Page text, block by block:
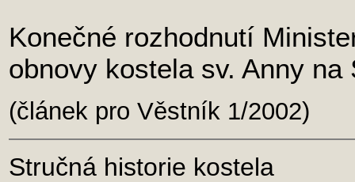
Konečné rozhodnutí
obnovy kostela sv. Anny na
(článek pro Věstník 1/2002)
Stručná historie kostela